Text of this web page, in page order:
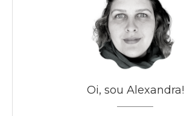
Oi, sou Alexandra!